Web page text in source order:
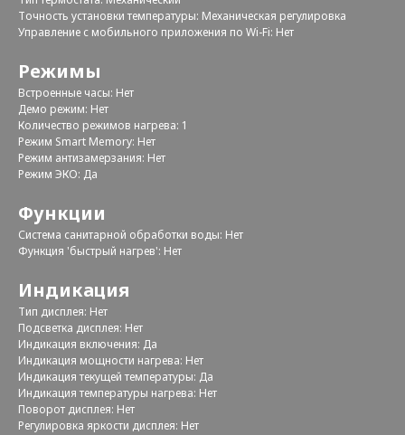
Точность установки температуры: Механическая регулировка
Управление c мобильного приложения по Wi-Fi: Нет
Режимы
Встроенные часы: Нет
Демо режим: Нет
Количество режимов нагрева: 1
Режим Smart Memory: Нет
Режим антизамерзания: Нет
Режим ЭКО: Да
Функции
Система санитарной обработки воды: Нет
Функция 'быстрый нагрев': Нет
Индикация
Тип дисплея: Нет
Подсветка дисплея: Нет
Индикация включения: Да
Индикация мощности нагрева: Нет
Индикация текущей температуры: Да
Индикация температуры нагрева: Нет
Поворот дисплея: Нет
Регулировка яркости дисплея: Нет